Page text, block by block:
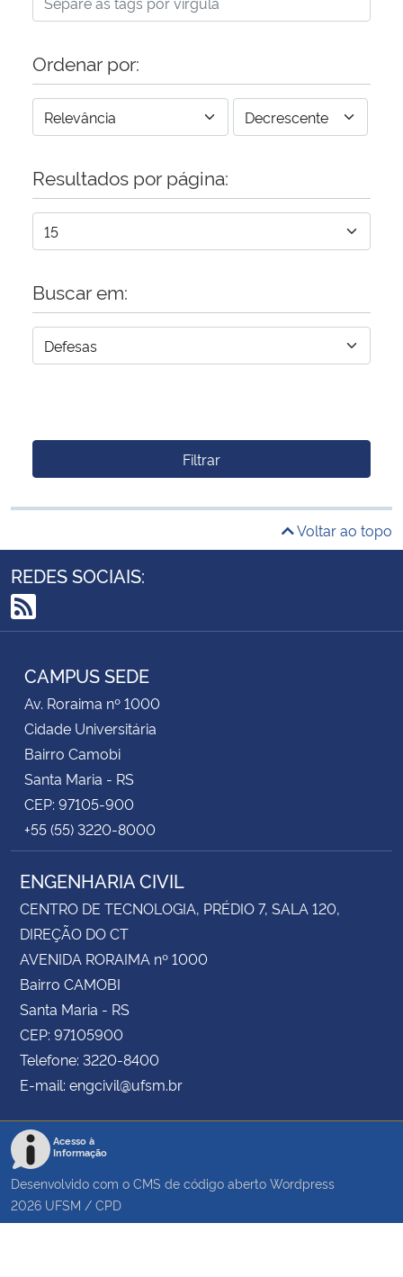
Ordenar por:
Resultados por página:
Buscar em:
Filtrar
Voltar ao topo
REDES SOCIAIS:
RSS
CAMPUS SEDE
Av. Roraima nº 1000
Cidade Universitária
Bairro Camobi
Santa Maria - RS
CEP: 97105-900
+55 (55) 3220-8000
ENGENHARIA CIVIL
CENTRO DE TECNOLOGIA, PRÉDIO 7, SALA 120,
DIREÇÃO DO CT
AVENIDA RORAIMA nº 1000
Bairro CAMOBI
Santa Maria - RS
CEP: 97105900
Telefone: 3220-8400
E-mail: engcivil@ufsm.br
Acesso à
Informação
Desenvolvido com o CMS de código aberto Wordpress
2026 UFSM / CPD